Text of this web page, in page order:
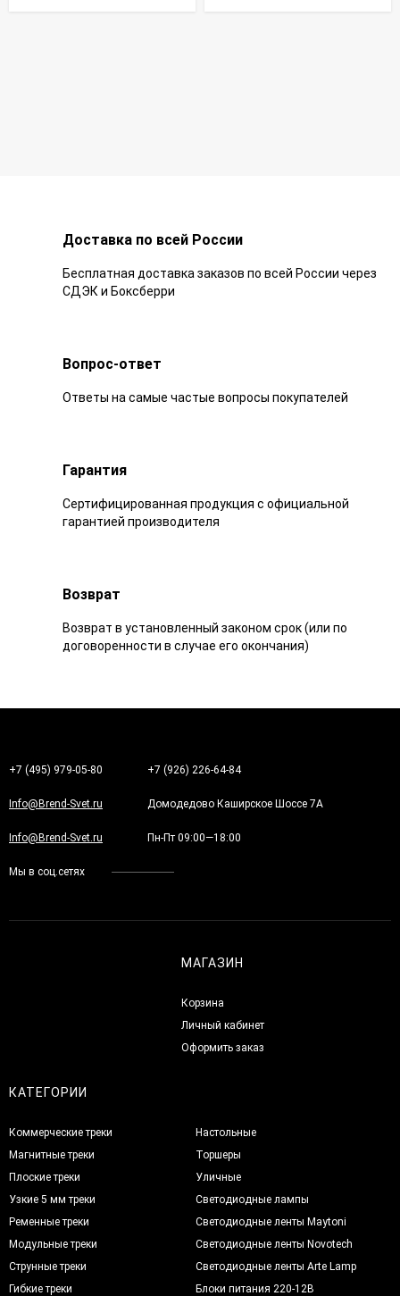
Доставка по всей России
Бесплатная доставка заказов по всей России через
СДЭК и Боксберри
Вопрос-ответ
Ответы на самые частые вопросы покупателей
Гарантия
Сертифицированная продукция с официальной
гарантией производителя
Возврат
Возврат в установленный законом срок (или по
договоренности в случае его окончания)
+7 (495) 979-05-80 +7 (926) 226-64-84
Info@Brend-Svet.ru Домодедово Каширское Шоссе 7А
Info@Brend-Svet.ru Пн-Пт 09:00—18:00
Мы в соц.сетях
МАГАЗИН
Корзина
Личный кабинет
Оформить заказ
КАТЕГОРИИ
Коммерческие треки
Магнитные треки
Плоские треки
Узкие 5 мм треки
Ременные треки
Модульные треки
Струнные треки
Гибкие треки
Настольные
Торшеры
Уличные
Светодиодные лампы
Светодиодные ленты Maytoni
Светодиодные ленты Novotech
Светодиодные ленты Arte Lamp
Блоки питания 220-12В